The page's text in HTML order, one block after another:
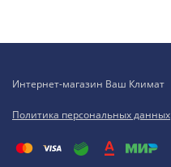
Интернет-магазин Ваш Климат
Политика персональных данных